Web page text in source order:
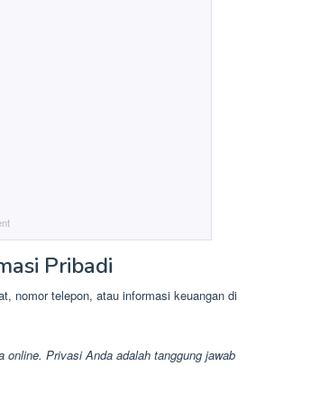
Pribadi
nomor telepon, atau informasi keuangan di
online. Privasi Anda adalah tanggung jawab